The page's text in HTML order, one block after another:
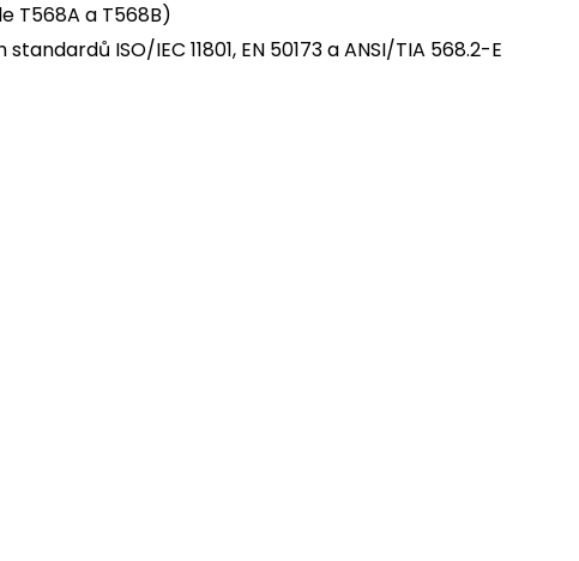
T568A a T568B)
ISO/IEC 11801, EN 50173 a ANSI/TIA 568.2-E